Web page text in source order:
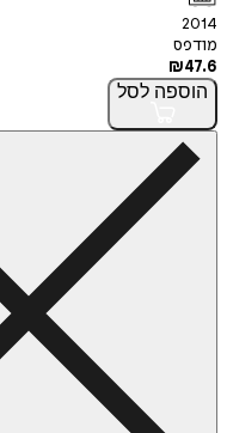
2014
מודפס
₪47.6
הוספה לסל